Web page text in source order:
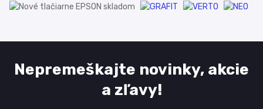
Nepremeškajte novinky, akcie
a zľavy!